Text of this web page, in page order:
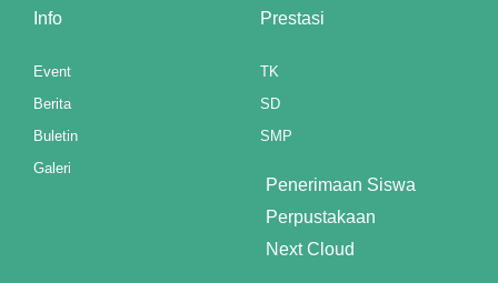
Info
Event
Berita
Buletin
Galeri
Prestasi
TK
SD
SMP
Penerimaan Siswa
Perpustakaan
Next Cloud